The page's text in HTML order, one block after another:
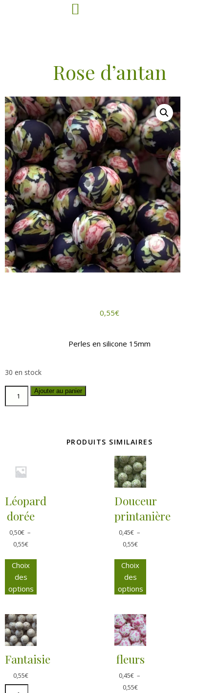
Rose d’antan
0,55€
Perles en silicone 15mm
30 en stock
Ajouter au panier
PRODUITS SIMILAIRES
Léopard
dorée
0,50€ –
0,55€
Choix
des
options
Douceur
printanière
0,45€ –
0,55€
Choix
des
options
Fantaisie
0,55€
fleurs
0,45€ –
0,55€